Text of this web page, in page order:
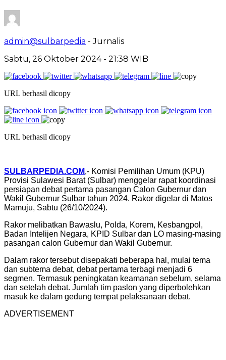
admin@sulbarpedia - Jurnalis
Sabtu, 26 Oktober 2024 - 21:38 WIB
URL berhasil dicopy
URL berhasil dicopy
SULBARPEDIA.COM,- Komisi Pemilihan Umum (KPU)
Provisi Sulawesi Barat (Sulbar) menggelar rapat koordinasi
persiapan debat pertama pasangan Calon Gubernur dan
Wakil Gubernur Sulbar tahun 2024. Rakor digelar di Matos
Mamuju, Sabtu (26/10/2024).
Rakor melibatkan Bawaslu, Polda, Korem, Kesbangpol,
Badan Intelijen Negara, KPID Sulbar dan LO masing-masing
pasangan calon Gubernur dan Wakil Gubernur.
Dalam rakor tersebut disepakati beberapa hal, mulai tema
dan subtema debat, debat pertama terbagi menjadi 6
segmen. Termasuk peningkatan keamanan sebelum, selama
dan setelah debat. Jumlah tim paslon yang diperbolehkan
masuk ke dalam gedung tempat pelaksanaan debat.
ADVERTISEMENT